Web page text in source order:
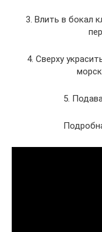
3. Влить в бокал
4. Сверху
5.